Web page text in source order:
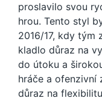
proslavilo svou
hrou. Tento styl
2016/17, kdy tým
kladlo důraz na
do útoku a
hráče a ofenzivní
důraz na